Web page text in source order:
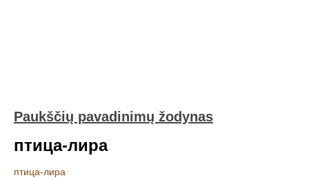
Paukščių pavadinimų žodynas
птица-лира
птица-лира